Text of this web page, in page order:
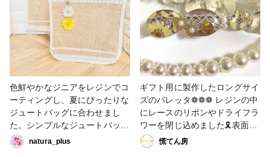
色鮮やかなジニアをレジンでコ
ーティングし、夏にぴったりな
ジュートバッグに合わせまし
た。シンプルなジュートバッグ
もレースとお花をつけて変身！
ちょっとしたお出かけにぴった
natura_plus
ギフト用に製作したロングサイ
ズのバレッタ❁❁❁ レジンの中
にレースのリボンやドライフラ
ワーを閉じ込めました🎗表面に
は円を描く様にうっすらとミラ
ーパウダーを混ぜ込んでいる
慌てん房